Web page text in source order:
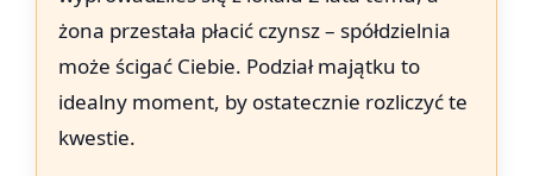
żona przestała płacić czynsz – spółdzielnia
może ścigać Ciebie. Podział majątku to
idealny moment, by ostatecznie rozliczyć te
kwestie.